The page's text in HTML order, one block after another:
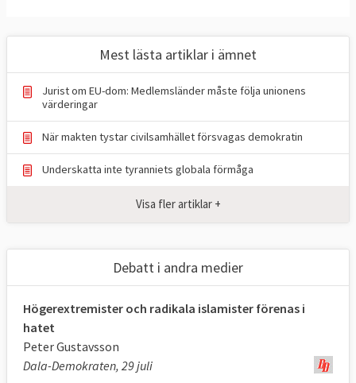
Mest lästa artiklar i ämnet
Jurist om EU-dom: Medlemsländer måste följa unionens
värderingar
När makten tystar civilsamhället försvagas demokratin
Underskatta inte tyranniets globala förmåga
Visa fler artiklar +
Debatt i andra medier
Högerextremister och radikala islamister förenas i
hatet
Peter Gustavsson
Dala-Demokraten, 29 juli